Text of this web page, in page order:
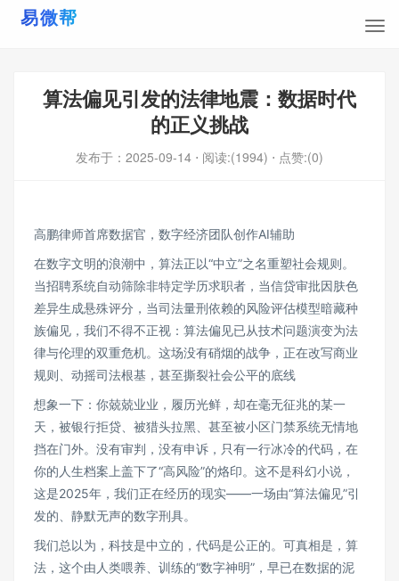
算法偏见引发的法律地震：数据时代
的正义挑战
发布于： 2025-09-14 ⋅ 阅读:(1994) ⋅ 点赞:(0)
高鹏律师首席数据官，数字经济团队创作AI辅助
在数字文明的浪潮中，算法正以“中立”之名重塑社会规则。
当招聘系统自动筛除非特定学历求职者，当信贷审批因肤色
差异生成悬殊评分，当司法量刑依赖的风险评估模型暗藏种
族偏见，我们不得不正视：算法偏见已从技术问题演变为法
律与伦理的双重危机。这场没有硝烟的战争，正在改写商业
规则、动摇司法根基，甚至撕裂社会公平的底线
想象一下：你兢兢业业，履历光鲜，却在毫无征兆的某一
天，被银行拒贷、被猎头拉黑、甚至被小区门禁系统无情地
挡在门外。没有审判，没有申诉，只有一行冰冷的代码，在
你的人生档案上盖下了“高风险”的烙印。这不是科幻小说，
这是2025年，我们正在经历的现实——一场由“算法偏见”引
发的、静默无声的数字刑具。
我们总以为，科技是中立的，代码是公正的。可真相是，算
法，这个由人类喂养、训练的“数字神明”，早已在数据的泥